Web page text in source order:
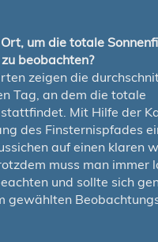
um die totale
beobachten?
zeigen die
Tag, an dem die totale
Mit Hilfe der
des Finsternispfades
auf einen klaren
muss man immer
und sollte sich
gewählten